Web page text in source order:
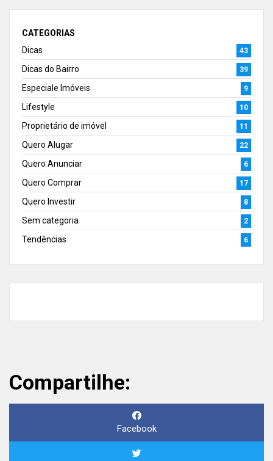
CATEGORIAS
Dicas
43
Dicas do Bairro 39
Especiale Imóveis 9
Lifestyle 10
Proprietário de imóvel 11
Quero Alugar 22
Quero Anunciar 6
Quero Comprar 17
Quero Investir 8
Sem categoria 2
Tendências 6
Compartilhe:
Facebook